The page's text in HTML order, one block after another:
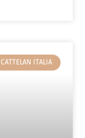
CATTELAN ITALIA